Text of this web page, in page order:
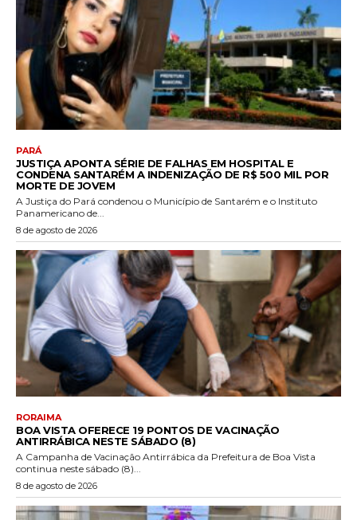
PARÁ
JUSTIÇA APONTA SÉRIE DE FALHAS EM HOSPITAL E
CONDENA SANTARÉM A INDENIZAÇÃO DE R$ 500 MIL POR
MORTE DE JOVEM
A Justiça do Pará condenou o Município de Santarém e o Instituto
Panamericano de...
8 de agosto de 2026
RORAIMA
BOA VISTA OFERECE 19 PONTOS DE VACINAÇÃO
ANTIRRÁBICA NESTE SÁBADO (8)
A Campanha de Vacinação Antirrábica da Prefeitura de Boa Vista
continua neste sábado (8)...
8 de agosto de 2026